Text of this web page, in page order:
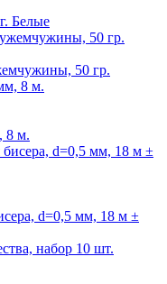
Белые
50 гр.
8 м.
d=0,5 мм, 18 м ±